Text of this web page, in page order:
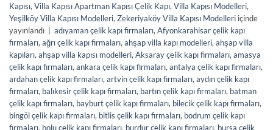
Kapısı, Villa Kapısı Apartman Kapısı Çelik Kapı, Villa Kapısı Modelleri,
Yeşilköy Villa Kapısı Modelleri, Zekeriyaköy Villa Kapısı Modelleri içinde
yayınlandı
adıyaman çelik kapı firmaları, Afyonkarahisar çelik kapı
firmaları, ağrı çelik kapı firmaları, ahşap villa kapı modelleri, ahşap villa
kapıları, ahşap villa kapısı modelleri, Aksaray çelik kapı firmaları, amasya
çelik kapı firmaları, ankara çelik kapı firmaları, antalya çelik kapı firmaları,
ardahan çelik kapı firmaları, artvin çelik kapı firmaları, aydın çelik kapı
firmaları, balıkesir çelik kapı firmaları, bartın çelik kapı firmaları, batman
çelik kapı firmaları, bayburt çelik kapı firmaları, bilecik çelik kapı firmaları,
bingöl çelik kapı firmaları, bitlis çelik kapı firmaları, bodrum çelik kapı
firmaları, bolu çelik kapı firmaları, burdur çelik kapı firmaları, bursa çelik